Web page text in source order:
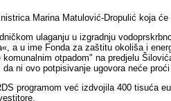
Marina Matulović-Dropulić koja
ulaganju u izgradnju
a u ime Fonda za zaštitu okoliša i
otpadom" na predjelu
ni ovo potpisivanje ugovora neće
programom već izdvojila 400 tisuća